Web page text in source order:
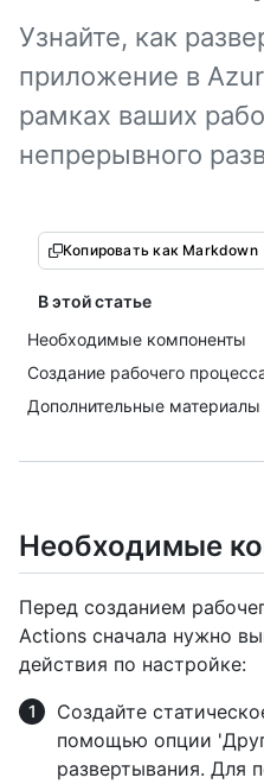
Узнайте, как
приложение в
рамках ваших
непрерывного
Копировать как Markdown
В этой статье
Необходимые компоненты
Создание рабочего
Дополнительные материалы
Необходимые
Перед созданием
Actions сначала нужно
действия по настройке:
Создайте
помощью опции
развертывания. Для